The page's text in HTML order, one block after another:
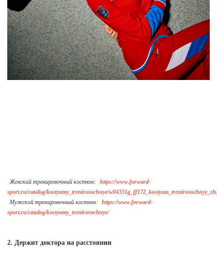
Женский тренировочный костюм:
https://www.forward-
sport.ru/catalog/kostyumy_trenirovochnye/
Мужской тренировочный костюм:
https://www.forward-
sport.ru/catalog/kostyumy_trenirovochnye/
2. Держит доктора на расстоянии